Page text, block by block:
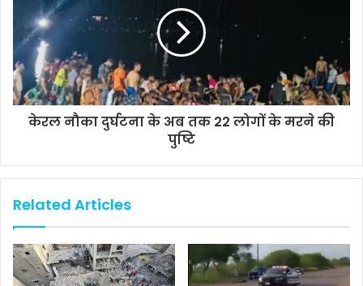
केरल नौका दुर्घटना के अब तक 22 लोगों के मरने की
पुष्टि
Related Articles